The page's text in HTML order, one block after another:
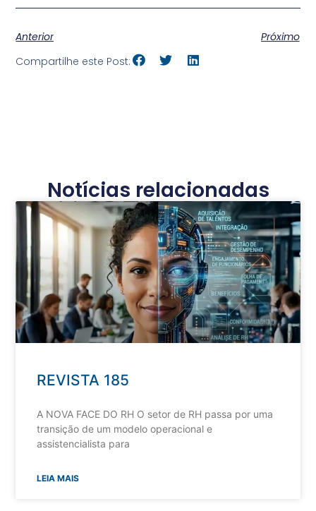
Anterior
Próximo
Compartilhe este Post:
Notícias relacionadas
REVISTA 185
A NOVA FACE DO RH O setor de RH passa por uma
transição de um modelo operacional e
assistencialista para
LEIA MAIS